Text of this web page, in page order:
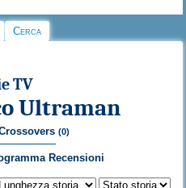
Cerca
TV
Ultraman
(0)
Recensioni